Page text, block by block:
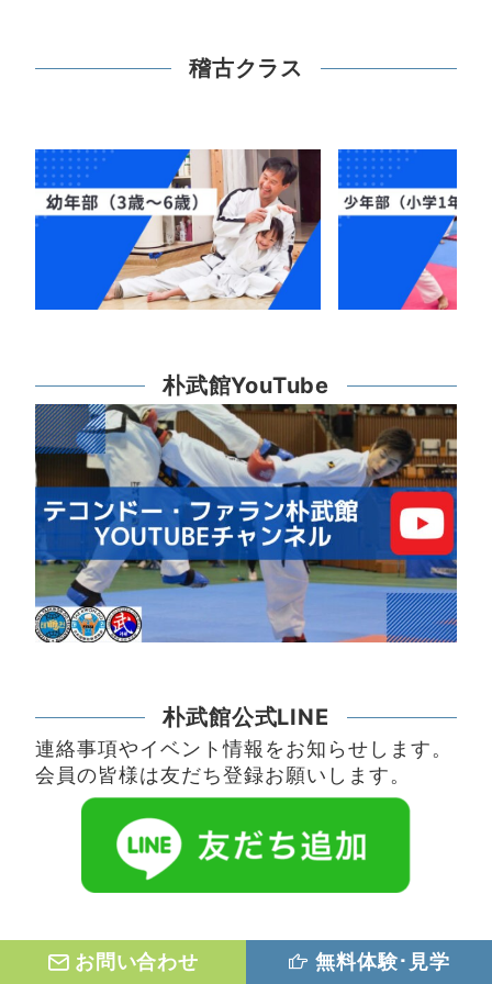
稽古クラス
朴武館YouTube
朴武館公式LINE
連絡事項やイベント情報をお知らせします。
会員の皆様は友だち登録お願いします。
記事検索
お問い合わせ 無料体験･見学